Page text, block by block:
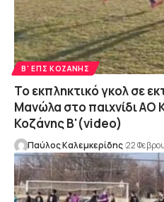
B' EΠΣ ΚΟΖΆΝΗΣ
Το εκπληκτικό γκολ σε
Μανώλα στο παιχνίδι ΑΟ
Κοζάνης Β'(video)
Παύλος Καλεμκερίδης 22